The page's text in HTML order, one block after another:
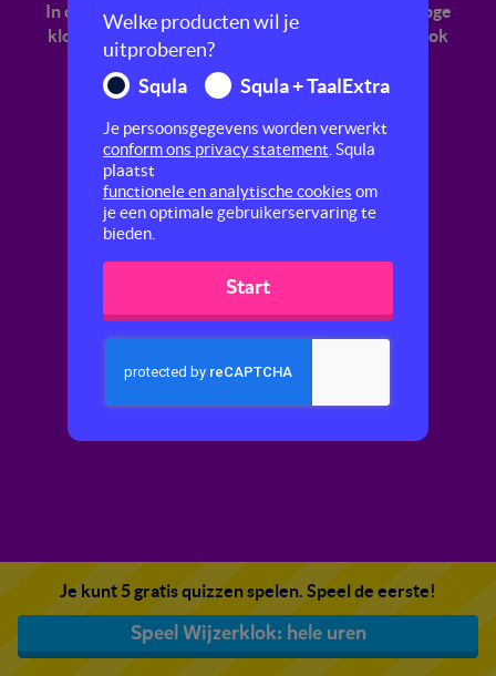
In dit filmpje oefen je met klokkijken op een analoge
klok. Je leert bijvoorbeeld hoe je op een wijzerklok
hele uren kunt af lezen.
Je kunt 5 gratis quizzen spelen. Speel de eerste!
Speel Wijzerklok: hele uren
Welke producten wil je
uitproberen?
Squla
Squla + TaalExtra
Je persoonsgegevens worden verwerkt
conform ons privacy statement . Squla
plaatst
functionele en analytische cookies om
je een optimale gebruikerservaring te
bieden.
Start